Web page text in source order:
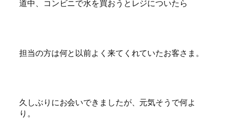
道中、コンビニで水を買おうとレジについたら
担当の方は何と以前よく来てくれていたお客さま。
久しぶりにお会いできましたが、元気そうで何よ
り。